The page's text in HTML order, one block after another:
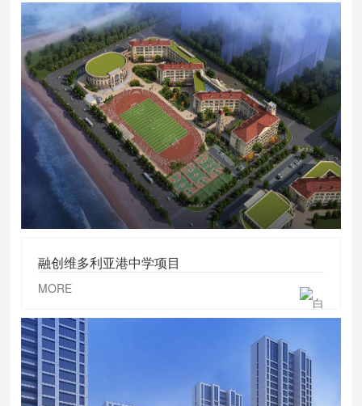
融创维多利亚港中学项目
MORE